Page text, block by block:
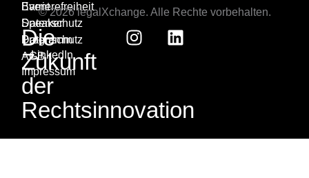
Die
Zukunft
der
Rechtsinnovation
Event
Speaker
Programm
AGB
Barrierefreiheit
Datenschutz
Datenschutz
LinkedIn
Impressum
© 2026 legalXchange. Alle Rechte vorbehalten.